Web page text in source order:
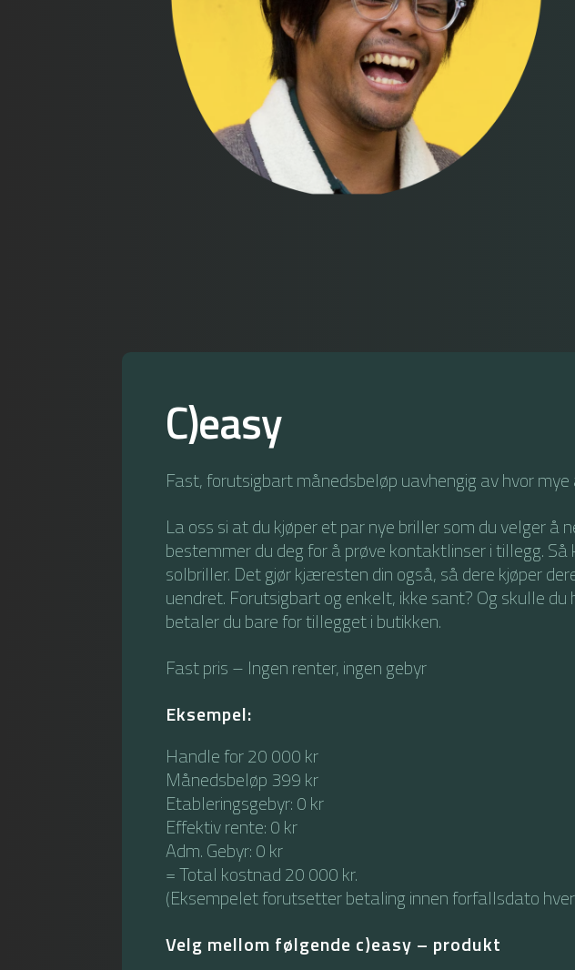
C)easy
Fast, forutsigbart månedsbeløp uavhengig av hvor
La oss si at du kjøper et par nye briller som du velger å
bestemmer du deg for å prøve kontaktlinser i tillegg.
solbriller. Det gjør kjæresten din også, så dere kjøper
uendret. Forutsigbart og enkelt, ikke sant? Og skulle
betaler du bare for tillegget i butikken.
Fast pris – Ingen renter, ingen gebyr
Eksempel:
Handle for 20 000 kr
Månedsbeløp 399 kr
Etableringsgebyr: 0 kr
Effektiv rente: 0 kr
Adm. Gebyr: 0 kr
= Total kostnad 20 000 kr.
(Eksempelet forutsetter betaling innen forfallsdato
Velg mellom følgende c)easy – produkt